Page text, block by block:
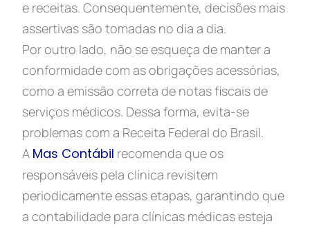
e receitas. Consequentemente, decisões mais
assertivas são tomadas no dia a dia.
Por outro lado, não se esqueça de manter a
conformidade com as obrigações acessórias,
como a emissão correta de notas fiscais de
serviços médicos. Dessa forma, evita-se
problemas com a Receita Federal do Brasil.
A Mas Contábil recomenda que os
responsáveis pela clínica revisitem
periodicamente essas etapas, garantindo que
a contabilidade para clínicas médicas esteja